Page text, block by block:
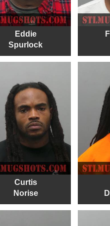
Eddie
Spurlock
Curtis
Norise